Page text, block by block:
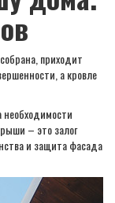
приходит
а кровле
– это залог
и защита фасада